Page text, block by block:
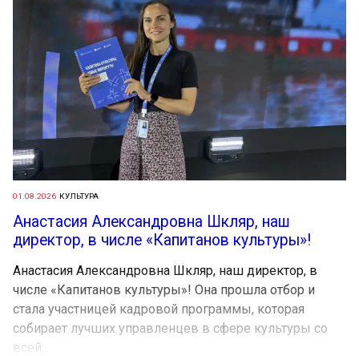
01.08.2026 КУЛЬТУРА
Анастасия Александровна Шкляр, наш
директор, в числе «Капитанов культуры»!
Анастасия Александровна Шкляр, наш директор, в
числе «Капитанов культуры»! Она прошла отбор и
стала участницей кадровой программы, которая
собирает лучших управленцев в сфере культуры со
всей...